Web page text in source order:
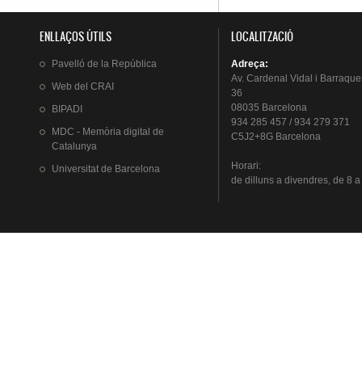
ENLLAÇOS ÚTILS
Pavelló de la República
Web del CRAI
BIPADI
MDC - Memòria digital de
Catalunya
Universitat de Barcelona
LOCALITZACIÓ
Adreça:
Av. Cardenal Vidal i
36
08035 Barcelona
934 285 457 / 934 279 371
C5J2+8G Barcelona
Horari:
de dillunsa divendres, de 8